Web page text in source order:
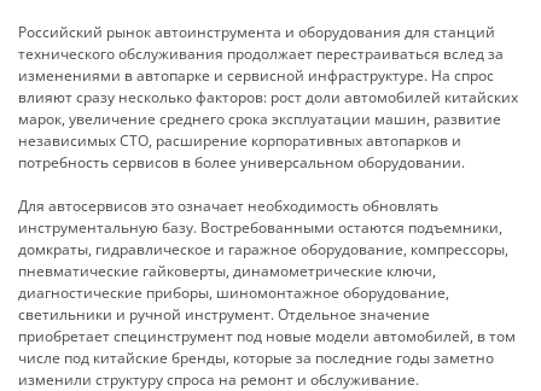
Российский рынок автоинструмента и оборудования для станций
технического обслуживания продолжает перестраиваться вслед за
изменениями в автопарке и сервисной инфраструктуре. На спрос
влияют сразу несколько факторов: рост доли автомобилей китайских
марок, увеличение среднего срока эксплуатации машин, развитие
независимых СТО, расширение корпоративных автопарков и
потребность сервисов в более универсальном оборудовании.
Для автосервисов это означает необходимость обновлять
инструментальную базу. Востребованными остаются подъемники,
домкраты, гидравлическое и гаражное оборудование, компрессоры,
пневматические гайковерты, динамометрические ключи,
диагностические приборы, шиномонтажное оборудование,
светильники и ручной инструмент. Отдельное значение
приобретает специнструмент под новые модели автомобилей, в том
числе под китайские бренды, которые за последние годы заметно
изменили структуру спроса на ремонт и обслуживание.